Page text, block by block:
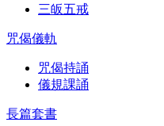
三皈五戒
咒偈儀軌
咒偈持誦
儀規課誦
長篇套書